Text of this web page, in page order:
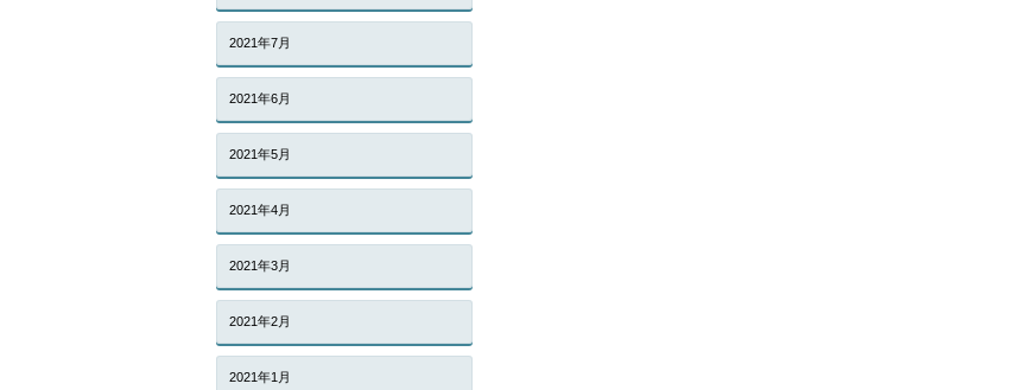
2021年7月
2021年6月
2021年5月
2021年4月
2021年3月
2021年2月
2021年1月